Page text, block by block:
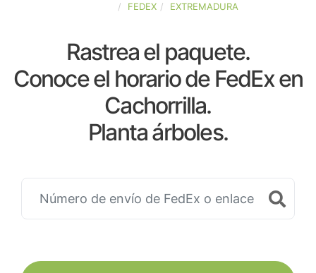
FEDEX EXTREMADURA
Rastrea el paquete.
Conoce el horario de FedEx en
Cachorrilla.
Planta árboles.